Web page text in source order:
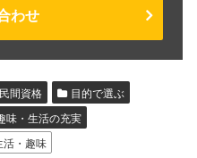
わせ
間資格
目的で選ぶ
味・生活の充実
活・趣味